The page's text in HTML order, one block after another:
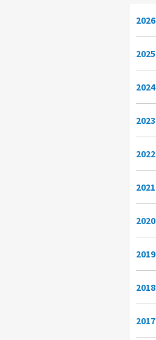
2026
2025
2024
2023
2022
2021
2020
2019
2018
2017